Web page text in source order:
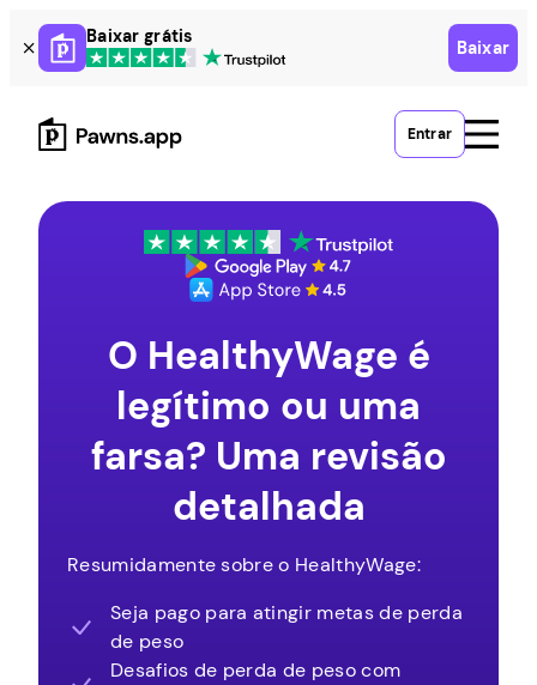
Skip
to
content
Baixar grátis
Baixar
Entrar
O HealthyWage é
legítimo ou uma
farsa? Uma revisão
detalhada
Resumidamente sobre o HealthyWage:
Seja pago para atingir metas de perda
de peso
Desafios de perda de peso com